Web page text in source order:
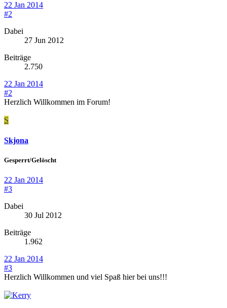
22 Jan 2014
#2
Dabei
27 Jun 2012
Beiträge
2.750
22 Jan 2014
#2
Herzlich Willkommen im Forum!
S
Skjona
Gesperrt/Gelöscht
22 Jan 2014
#3
Dabei
30 Jul 2012
Beiträge
1.962
22 Jan 2014
#3
Herzlich Willkommen und viel Spaß hier bei uns!!!